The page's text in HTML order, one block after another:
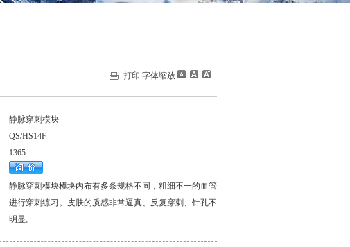
打印 字体缩放
静脉穿刺模块
QS/HS14F
1365
静脉穿刺模块模块内布有多条规格不同，粗细不一的血管
进行穿刺练习。皮肤的质感非常逼真、反复穿刺、针孔不
明显。